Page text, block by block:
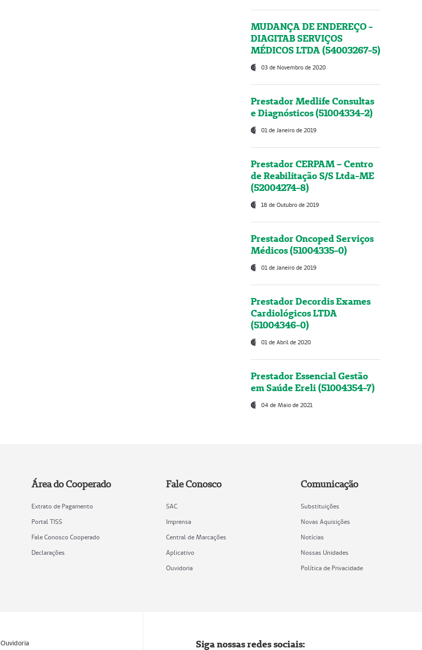
MUDANÇA DE ENDEREÇO -
DIAGITAB SERVIÇOS
MÉDICOS LTDA (54003267-5)
03 de Novembro de 2020
Prestador Medlife Consultas
e Diagnósticos (51004334-2)
01 de Janeiro de 2019
Prestador CERPAM – Centro
de Reabilitação S/S Ltda-ME
(52004274-8)
18 de Outubro de 2019
Prestador Oncoped Serviços
Médicos (51004335-0)
01 de Janeiro de 2019
Prestador Decordis Exames
Cardiológicos LTDA
(51004346-0)
01 de Abril de 2020
Prestador Essencial Gestão
em Saúde Ereli (51004354-7)
04 de Maio de 2021
Área do Cooperado
Extrato de Pagamento
Portal TISS
Fale Conosco Cooperado
Declarações
Fale Conosco
SAC
Imprensa
Central de Marcações
Aplicativo
Ouvidoria
Comunicação
Substituições
Novas Aquisições
Notícias
Nossas Unidades
Política de Privacidade
Ouvidoria Siga nossas redes sociais: